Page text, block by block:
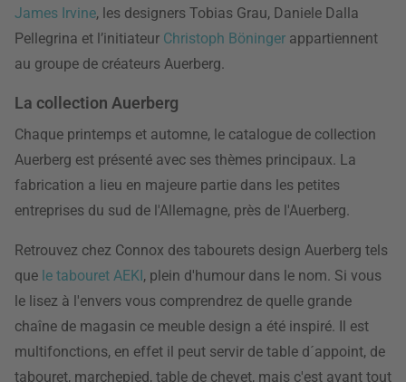
James Irvine, les designers Tobias Grau, Daniele Dalla
Pellegrina et l’initiateur Christoph Böninger appartiennent
au groupe de créateurs Auerberg.
La collection Auerberg
Chaque printemps et automne, le catalogue de collection
Auerberg est présenté avec ses thèmes principaux. La
fabrication a lieu en majeure partie dans les petites
entreprises du sud de l'Allemagne, près de l'Auerberg.
Retrouvez chez Connox des tabourets design Auerberg tels
que le tabouret AEKI , plein d'humour dans le nom. Si vous
le lisez à l'envers vous comprendrez de quelle grande
chaîne de magasin ce meuble design a été inspiré. Il est
multifonctions, en effet il peut servir de table d´appoint, de
tabouret, marchepied, table de chevet, mais c'est avant tout